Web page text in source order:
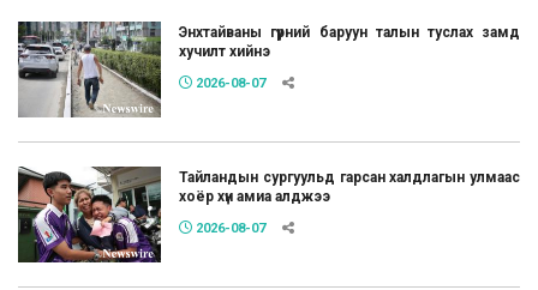
Энхтайваны гүүрний баруун талын туслах замд
хучилт хийнэ
2026-08-07
Тайландын сургуульд гарсан халдлагын улмаас
хоёр хүн амиа алджээ
2026-08-07